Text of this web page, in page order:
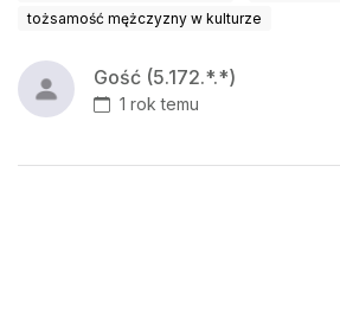
tożsamość mężczyzny w kulturze
Gość (5.172.*.*)
1 rok temu